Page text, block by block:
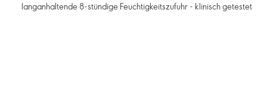
langanhaltende 8-stündige Feuchtigkeitszufuhr - klinisch getestet